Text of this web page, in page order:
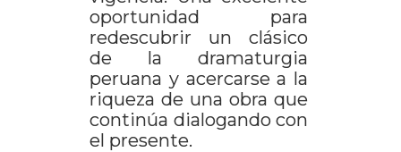
oportunidad para
redescubrir un clásico
de la dramaturgia
peruana y acercarse a la
riqueza de una obra que
continúa dialogando con
el presente.